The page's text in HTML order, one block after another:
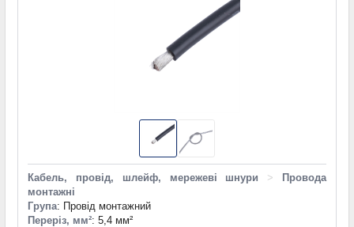
Кабель, провід, шлейф, мережеві шнури >
Провода
монтажні
Група: Провід монтажний
Переріз, мм²: 5,4 мм²